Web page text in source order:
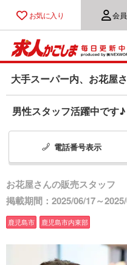
お気に入り 会
大手スーパー内、お花屋
男性スタッフ活躍中です♪
電話番号表示
お花屋さんの販売スタッフ
掲載期間：2025/06/17～
鹿児島市 鹿児島市内東部